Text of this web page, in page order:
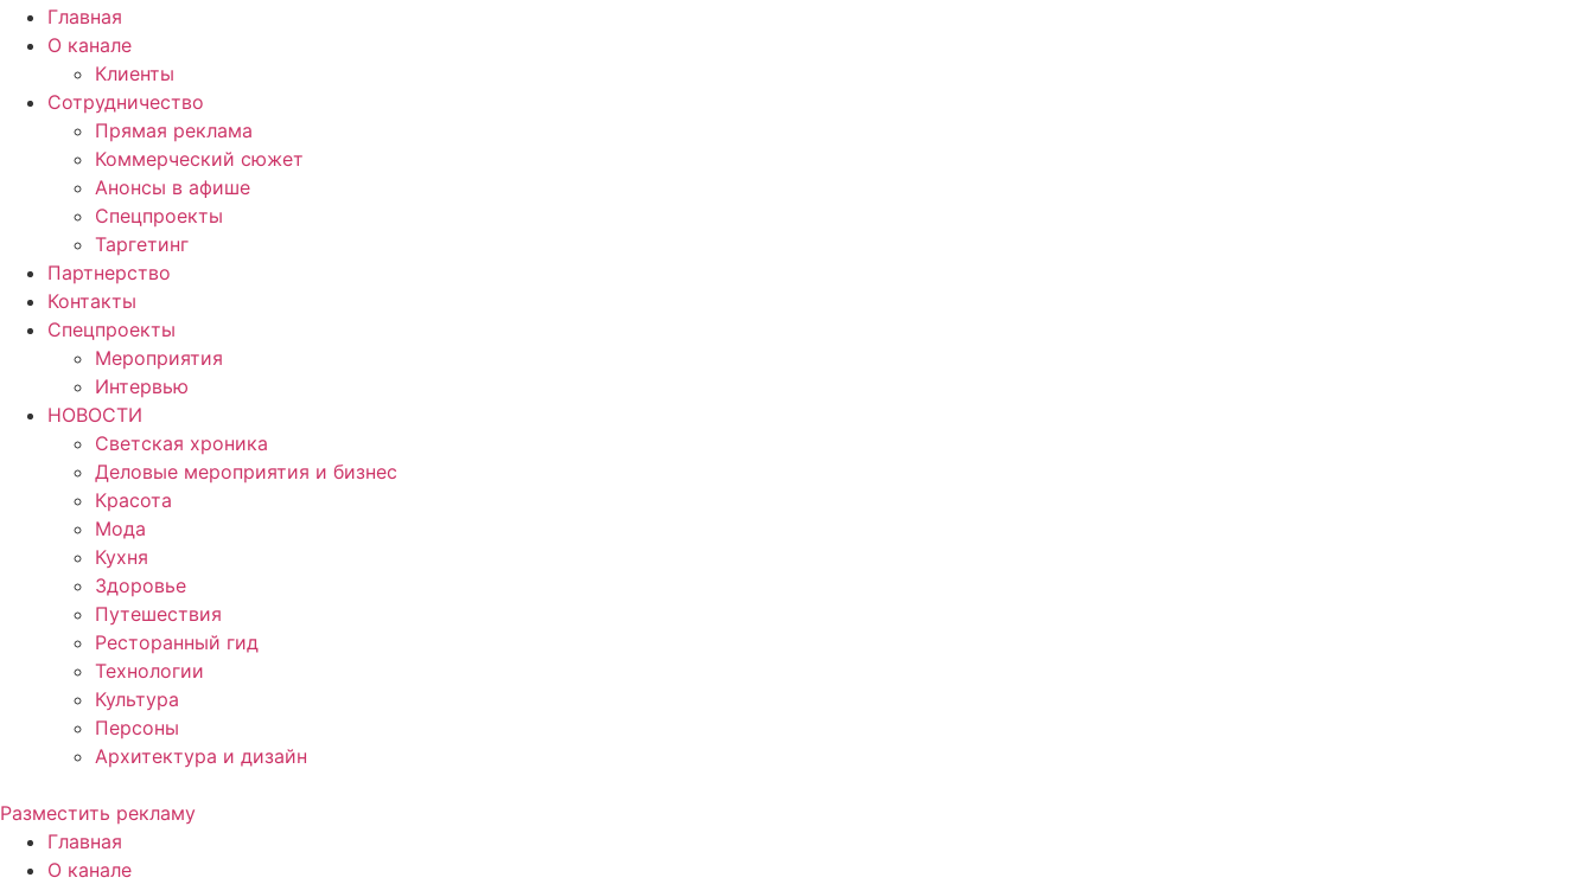
Главная
О канале
Клиенты
Сотрудничество
Прямая реклама
Коммерческий сюжет
Анонсы в афише
Cпецпроекты
Таргетинг
Партнерство
Контакты
Спецпроекты
Мероприятия
Интервью
НОВОСТИ
Светская хроника
Деловые мероприятия и бизнес
Красота
Мода
Кухня
Здоровье
Путешествия
Ресторанный гид
Технологии
Культура
Персоны
Архитектура и дизайн
Разместить рекламу
Главная
О канале